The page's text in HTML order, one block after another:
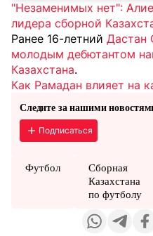
"Незаменимых нет":
лидера сборной
Ранее 16-летний Дастан
молодым дебютантом
Казахстана.
Как Рамадан влияет на
Следите за нашими
Подписаться
Футбол
Сборная
Казахстана
по футболу